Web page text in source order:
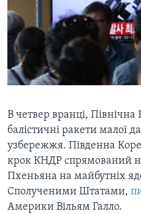
СУСПІЛЬСТВО
ЕКОНОМІКА
ІСТОРІЇ УСПІХУ УКРАЇНЦІВ
ТЕЛЕПРОГРАМИ
ЧАС-TIME
БРИФІНГ ГОЛОСУ АМЕРИКИ
ВІКНО В АМЕРИКУ
ПРАЙМ-ТАЙМ
ПОГЛЯД З ВАШИНГТОНА
ENGLISH
Learning English
МИ В СОЦМЕРЕЖАХ
Мови
В четвер вранці, Північна
балістичні ракети малої
узбережжя. Південна
крок КНДР спрямований
Пхеньяна на майбутніх
Сполученими Штатами,
Америки Вільям Галло.